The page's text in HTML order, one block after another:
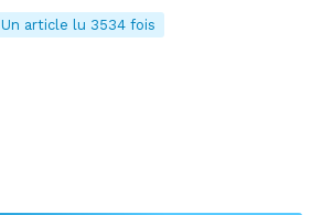
Un article lu 3534 fois